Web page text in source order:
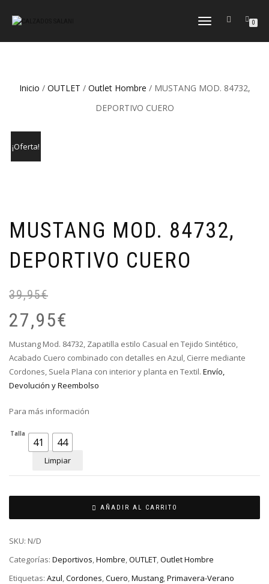
CAMBIAR
0
Inicio / OUTLET / Outlet Hombre / MUSTANG MOD. 84732,
DEPORTIVO CUERO
¡Oferta!
MUSTANG MOD. 84732,
DEPORTIVO CUERO
39,95€
27,95€
Mustang Mod. 84732, Zapatilla estilo Casual en Tejido Sintético,
Acabado Cuero combinado con detalles en Azul, Cierre mediante
Cordones, Suela Plana con interior y planta en Textil. Envío,
Devolución y Reembolso
Para más información
Talla
41 44
Limpiar
AÑADIR AL CARRITO
SKU: N/D
Categorías: Deportivos,Hombre,OUTLET,Outlet Hombre
Etiquetas: Azul,Cordones,Cuero,Mustang,Primavera-Verano